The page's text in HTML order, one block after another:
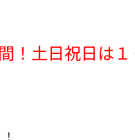
！土日祝日は